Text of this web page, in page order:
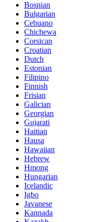
Bosnian
Bulgarian
Cebuano
Chichewa
Corsican
Croatian
Dutch
Estonian
Filipino
Finnish
Frisian
Galician
Georgian
Gujarati
Haitian
Hausa
Hawaiian
Hebrew
Hmong
Hungarian
Icelandic
Igbo
Javanese
Kannada